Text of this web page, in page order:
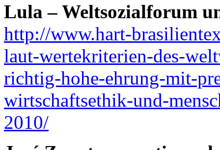
Lula – Weltsozialforum
http://www.hart-
laut-wertekriterien-des-
richtig-hohe-ehrung-mit-
wirtschaftsethik-und-
2010/